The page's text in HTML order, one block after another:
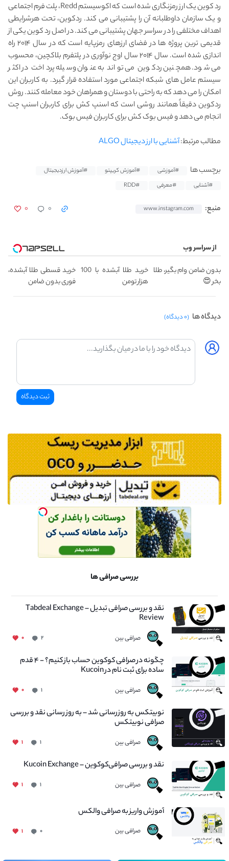
رد کوین یک ارز رمزنگاری شده است که اکوسیستم Redd، پلت فرم اجتماعی
و یک سازمان داوطلبانه آن را پشتیبانی می کند. ردکوین، تحت هرشرایطی
اهداف مختلفی را در سراسر جهان پشتیبانی می کند. در اصل رد کوین یکی از
قدیمی ترین پروژه ها در فضای ارزهای رمزپایه است که در سال ۲۰۱۴ راه
اندازی شده است. سال ۲۰۱۴ سال اوج نوآوری در پلتفرم بلاکچین، محسوب
می شود. همچنین ردکوین می تواند به عنوان وسیله پرداخت در اکثر
سیستم عامل های شبکه اجتماعی مورد استفاده قرار گیرد. به کاربران این
امکان را می دهد که به راحتی با دوستان و همراهان خود معامله کنند. روش
ردکوین دقیقاً همانند روشی است که اسنپ کش برای کاربران اسنپ چت
انجام می دهد و فیس بوک کش برای کاربران فیس بوک.
مطالب مرتبط:آشنایی با ارز دیجیتال ALGO
برچسب ها #آموزشی #آموزش کریپتو
#آموزش ارزدیجیتال
#آشنایی
#معرفی #RDD
منبع: www.instagram.com ۰ ۰
از سراسر وب
بدون ضامن وام بگیر، طلا
بخر 😍
خرید طلا آبشده با 100
هزار تومن
خرید قسطی طلا آبشده،
فوری بدون ضامن
دیدگاه ها (۰ دیدگاه)
بررسی صرافی ها
نقد و بررسی صرافی تبدیل – Tabdeal Exchange
Review
صرافی بین ۲ ۰
چگونه در صرافی کوکوین حساب باز کنیم؟ - ۴ قدم
ساده برای ثبت نام در Kucoin
صرافی بین ۱ ۰
نوبیتکس به روزرسانی شد – به روز رسانی نقد و بررسی
صرافی نوبیتکس
صرافی بین ۱ ۱
نقد و بررسی صرافی‌کوکوین – Kucoin Exchange
صرافی بین ۱ ۱
آموزش واریز به صرافی والکس
صرافی بین ۰ ۱